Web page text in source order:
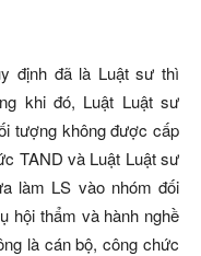
định đã là Luật sư thì
khi đó, Luật Luật sư
tượng không được cấp
TAND và Luật Luật sư
làm LS vào nhóm đối
hội thẩm và hành nghề
là cán bộ, công chức